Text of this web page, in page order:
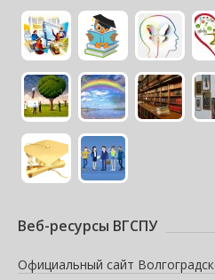
Веб-ресурсы ВГСПУ
Официальный сайт